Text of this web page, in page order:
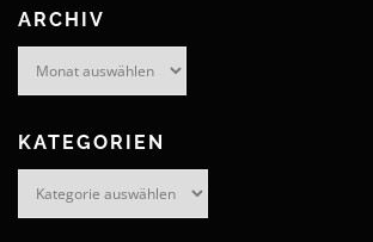
ARCHIV
KATEGORIEN